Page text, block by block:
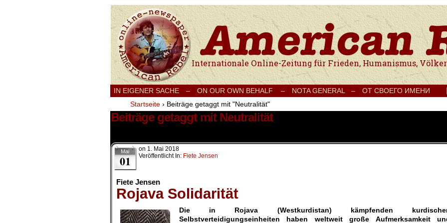
Internationale Onlinezeitung für Frieden, Humanismus, Völkerverständigung und
IN EIGENER SACHE – ON OUR OWN BEHALF – NOTA GENERAL – ОТ СВОЕГО ИМЕНИ
Startseite › Beiträge getaggt mit "Neutralität"
Beiträge getaggt mit Neutralität
Mai
01
on 1. Mai 2018
Veröffentlicht In: Fiete Jensen
Fiete Jensen
Rojava Solidarität
Die in Rojava (Westkurdistan) kämpfenden
Selbstverteidigungseinheiten haben weltweit große Aufmerksamkeit